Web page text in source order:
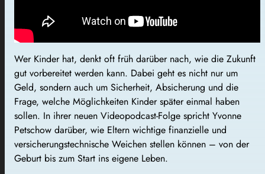
Wer Kinder hat, denkt oft früh darüber nach, wie die Zukunft
gut vorbereitet werden kann. Dabei geht es nicht nur um
Geld, sondern auch um Sicherheit, Absicherung und die
Frage, welche Möglichkeiten Kinder später einmal haben
sollen. In ihrer neuen Videopodcast-Folge spricht Yvonne
Petschow darüber, wie Eltern wichtige finanzielle und
versicherungstechnische Weichen stellen können – von der
Geburt bis zum Start ins eigene Leben.